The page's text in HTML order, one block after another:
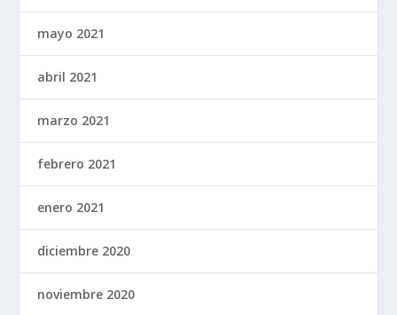
mayo 2021
abril 2021
marzo 2021
febrero 2021
enero 2021
diciembre 2020
noviembre 2020